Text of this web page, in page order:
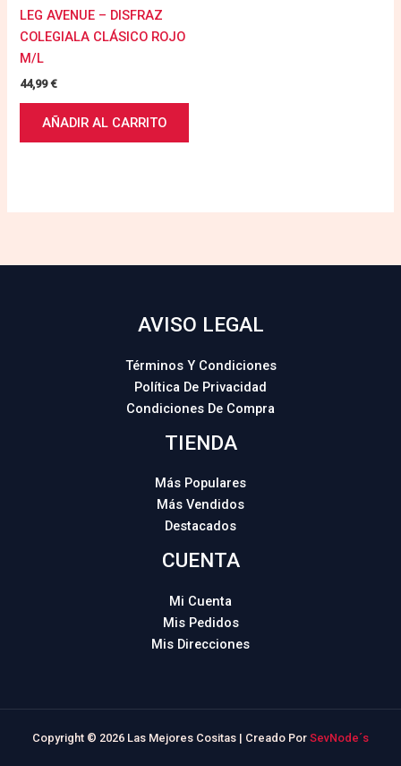
LEG AVENUE – DISFRAZ
COLEGIALA CLÁSICO ROJO
M/L
44,99€
AÑADIR AL CARRITO
AVISO LEGAL
Términos Y Condiciones
Política De Privacidad
Condiciones De Compra
TIENDA
Más Populares
Más Vendidos
Destacados
CUENTA
Mi Cuenta
Mis Pedidos
Mis Direcciones
Copyright © 2026 Las Mejores Cositas | Creado Por SevNode´s